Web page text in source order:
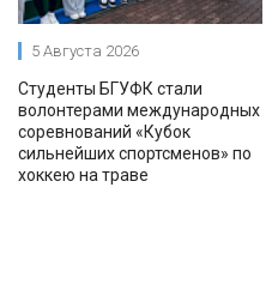
5 Августа 2026
Студенты БГУФК стали
волонтерами международных
соревнований «Кубок
сильнейших спортсменов» по
хоккею на траве